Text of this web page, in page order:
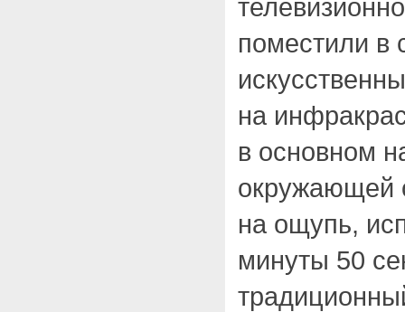
поместили в
на
в основном
окружающей
на ощупь,
минуты 50